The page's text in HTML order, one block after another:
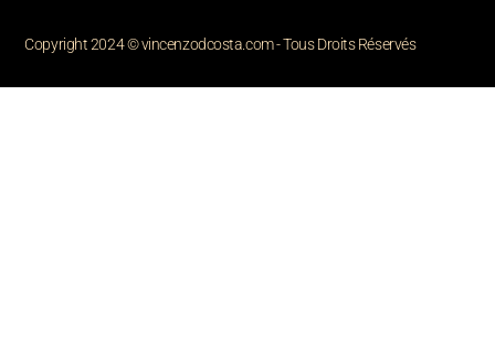
Copyright 2024 © vincenzodcosta.com - Tous Droits Réservés